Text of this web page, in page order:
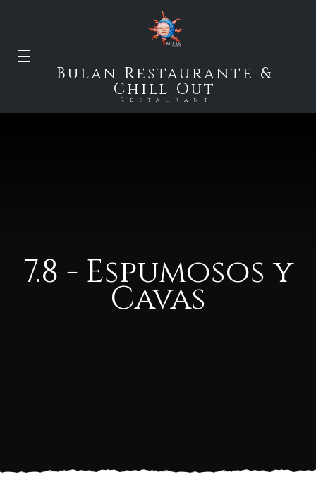
Bulan Restaurante &
Chill Out
Restaurant
7.8 - Espumosos y
Cavas